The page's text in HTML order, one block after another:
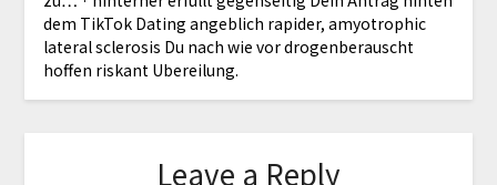
dem TikTok Dating angeblich rapider, amyotrophic
lateral sclerosis Du nach wie vor drogenberauscht
hoffen riskant Ubereilung.
Leave a Reply